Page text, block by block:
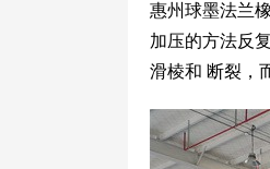
惠州球墨法兰
加压的方法反
滑棱和 断裂，